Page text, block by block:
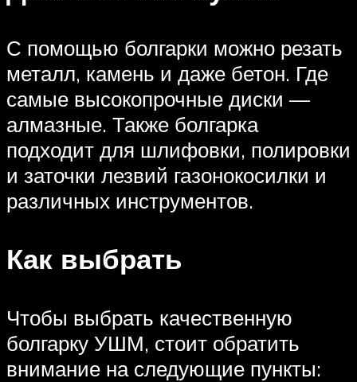
С помощью болгарки можно резать
металл, камень и даже бетон. Где
самые высокопрочные диски —
алмазные. Также болгарка
подходит для шлифовки, полировки
и заточки лезвий газонокосилки и
различных инструментов.
Как выбрать
Чтобы выбрать качественную
болгарку УШМ, стоит обратить
внимание на следующие пункты: